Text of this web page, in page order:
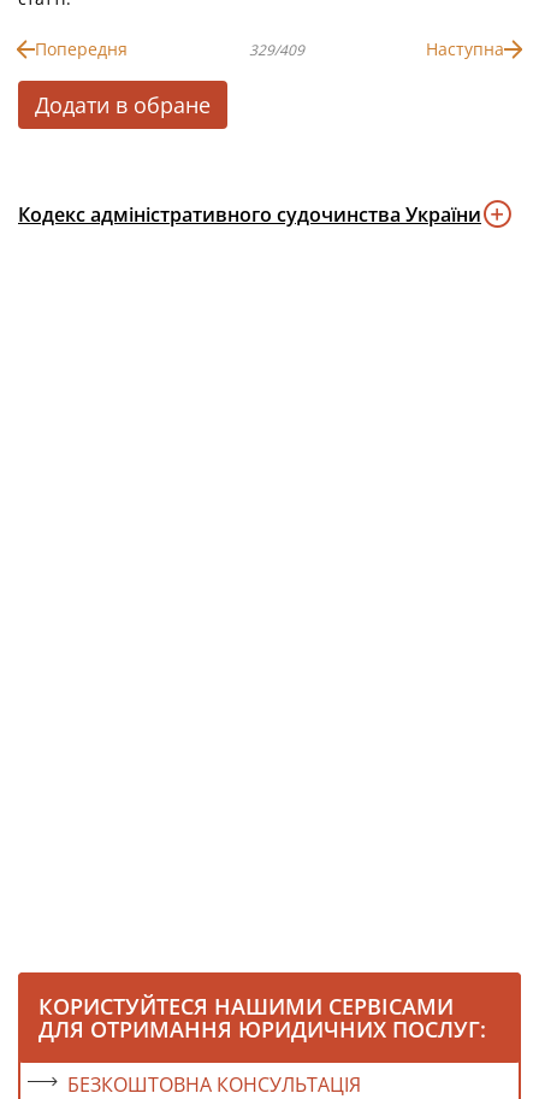
Попередня 329/409 Наступна
Додати в обране
Кодекс адміністративного судочинства України
КОРИСТУЙТЕСЯ НАШИМИ СЕРВІСАМИ
ДЛЯ ОТРИМАННЯ ЮРИДИЧНИХ ПОСЛУГ:
БЕЗКОШТОВНА КОНСУЛЬТАЦІЯ